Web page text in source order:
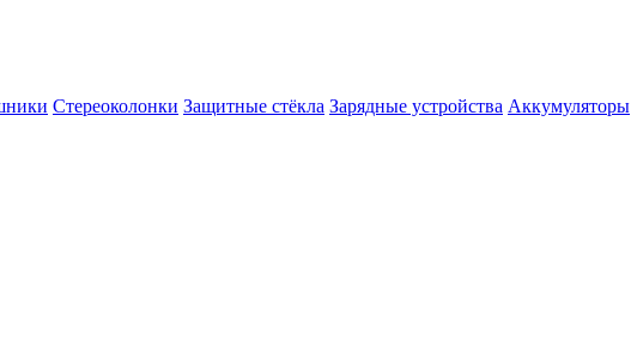
Стереоколонки Защитные стёкла Зарядные устройства Аккумуляторы